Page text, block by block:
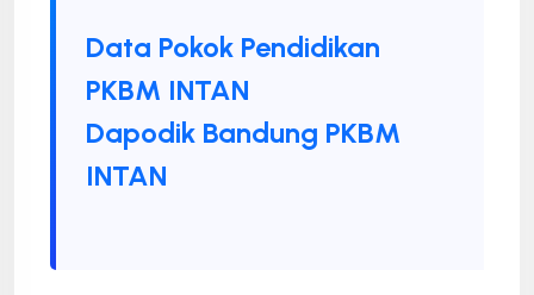
Data Pokok Pendidikan
PKBM INTAN
Dapodik Bandung PKBM
INTAN